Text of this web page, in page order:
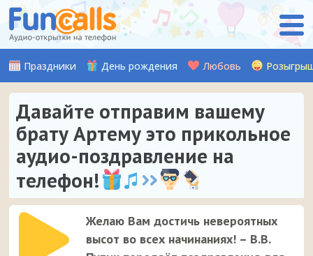
Праздники День рождения Любовь
Давайте отправим вашему
брату Артему это прикольное
аудио-поздравление на
телефон!
Желаю Вам достичь невероятных
высот во всех начинаниях! – В.В.